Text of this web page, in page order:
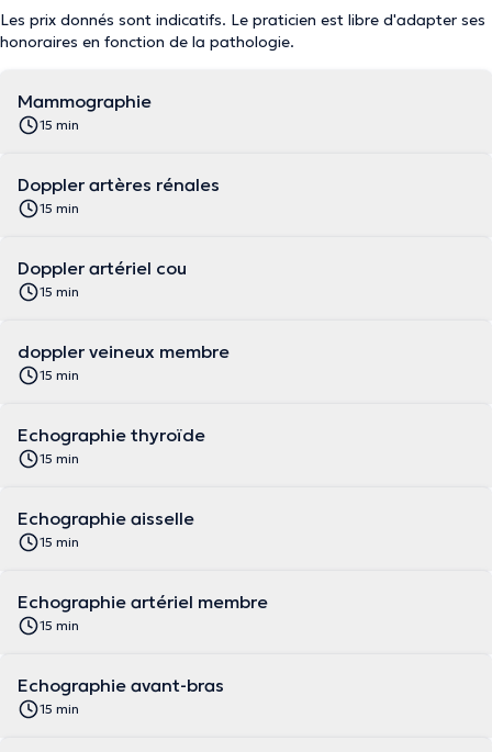
Les prix donnés sont indicatifs. Le praticien est libre d'adapter ses
honoraires en fonction de la pathologie.
Mammographie
15 min
Doppler artères rénales
15 min
Doppler artériel cou
15 min
doppler veineux membre
15 min
Echographie thyroïde
15 min
Echographie aisselle
15 min
Echographie artériel membre
15 min
Echographie avant-bras
15 min